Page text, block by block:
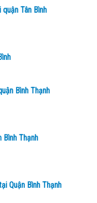
Tân Bình
Bình Thạnh
Bình Thạnh
Quận Bình Thạnh